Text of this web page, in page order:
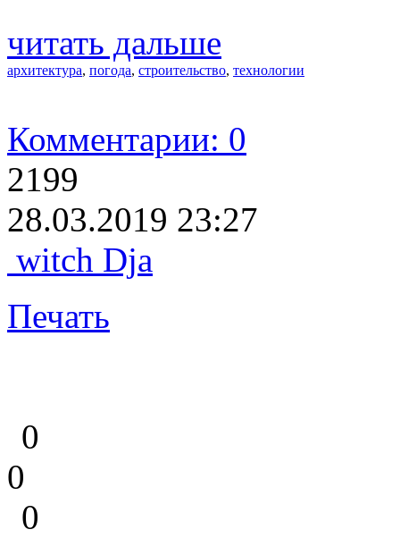
читать дальше
архитектура, погода, строительство, технологии
Комментарии: 0
2199
28.03.2019 23:27
witch Dja
Печать
0
0
0